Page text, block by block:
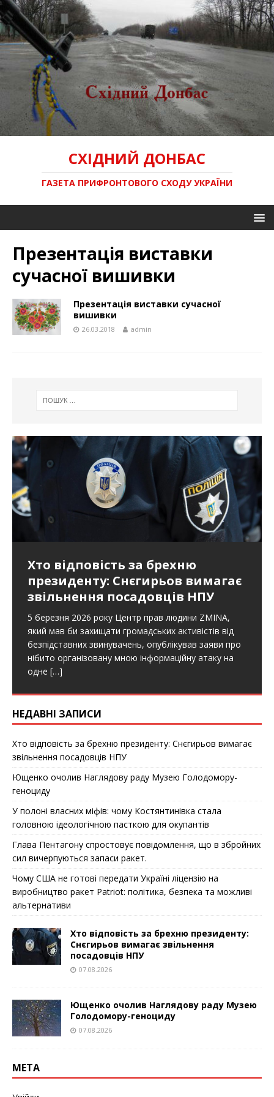
СХІДНИЙ ДОНБАС
ГАЗЕТА ПРИФРОНТОВОГО СХОДУ УКРАЇНИ
Презентація виставки
сучасної вишивки
Презентація виставки сучасної
вишивки
26.03.2018 admin
Хто відповість за брехню
президенту: Снєгирьов вимагає
звільнення посадовців НПУ
5 березня 2026 року Центр прав людини ZMINA,
який мав би захищати громадських активістів від
безпідставних звинувачень, опублікував заяви про
нібито організовану мною інформаційну атаку на
одне […]
НЕДАВНІ ЗАПИСИ
Хто відповість за брехню президенту: Снєгирьов вимагає
звільнення посадовців НПУ
Ющенко очолив Наглядову раду Музею Голодомору-
геноциду
У полоні власних міфів: чому Костянтинівка стала
головною ідеологічною пасткою для окупантів
Глава Пентагону спростовує повідомлення, що в збройних
сил вичерпуються запаси ракет.
Чому США не готові передати Україні ліцензію на
виробництво ракет Patriot: політика, безпека та можливі
альтернативи
Хто відповість за брехню президенту:
Снєгирьов вимагає звільнення
посадовців НПУ
07.08.2026
Ющенко очолив Наглядову раду Музею
Голодомору-геноциду
07.08.2026
МЕТА